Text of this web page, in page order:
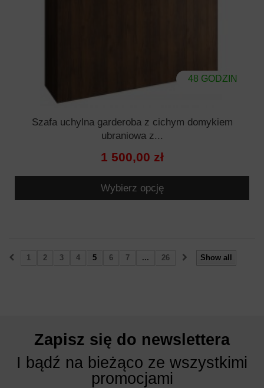
48 GODZIN
Szafa uchylna garderoba z cichym domykiem
ubraniowa z...
1 500,00 zł
Wybierz opcję
Show all
1 2 3 4 5 6 7 ... 26
Zapisz się do newslettera
I bądź na bieżąco ze wszystkimi
promocjami